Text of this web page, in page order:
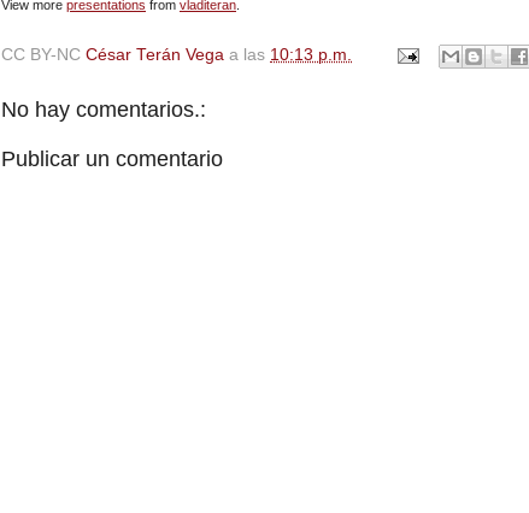
View more presentations from vladiteran
CC BY-NC César Terán Vega a las 10:13 p.m.
No hay comentarios.:
Publicar un comentario